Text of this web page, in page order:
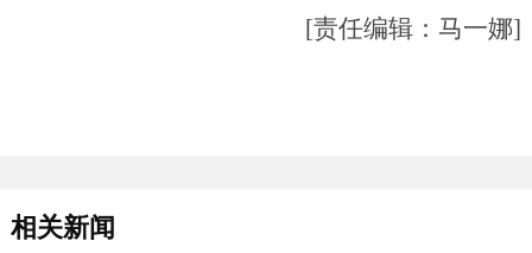
[责任编辑：马一娜]
相关新闻